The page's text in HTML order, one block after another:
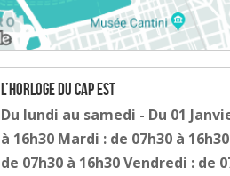
L’Horloge du Cap Est
Du lundi au samedi - Du 01
à 16h30 Mardi : de 07h30 à
de 07h30 à 16h30 Vendredi : de